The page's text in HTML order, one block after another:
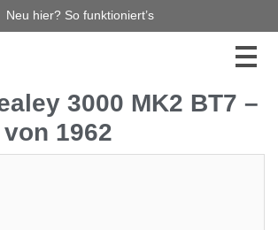
3000 MK2 BT7 –
1962
Neu hier? So funktioniert’s